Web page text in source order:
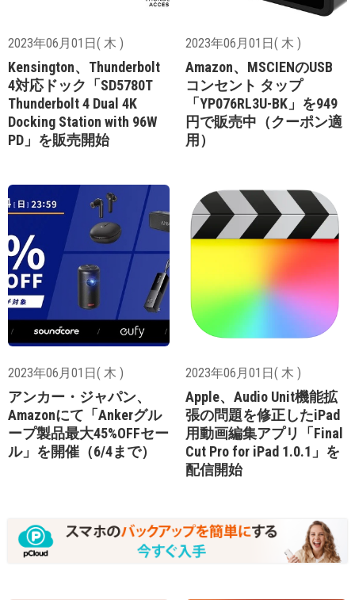
2023年06月01日( 木 )
Kensington、Thunderbolt
4対応ドック「SD5780T
Thunderbolt 4 Dual 4K
Docking Station with 96W
PD」を販売開始
2023年06月01日( 木 )
Amazon、MSCIENのUSB
コンセント タップ
「YP076RL3U-BK」を949
円で販売中（クーポン適
用）
2023年06月01日( 木 )
アンカー・ジャパン、
Amazonにて「Ankerグル
ープ製品最大45%OFFセー
ル」を開催（6/4まで）
2023年06月01日( 木 )
Apple、Audio Unit機能拡
張の問題を修正したiPad
用動画編集アプリ「Final
Cut Pro for iPad 1.0.1」を
配信開始